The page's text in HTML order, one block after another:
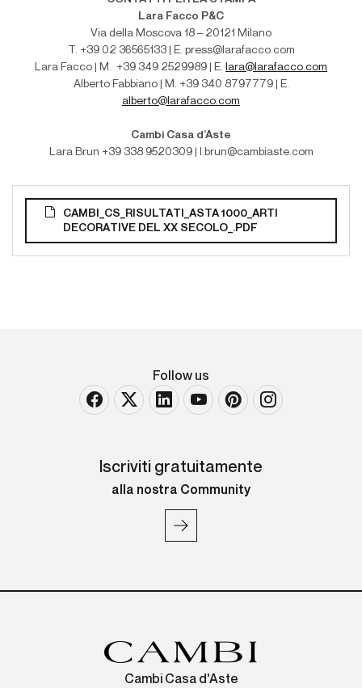
CAMBI_CS_RISULTATI_ASTA 1000_ARTI
DECORATIVE DEL XX SECOLO_.PDF
Lara Facco P&C
Via della Moscova 18 – 20121 Milano
T. +39 02 36565133 | E. press@larafacco.com
Lara Facco | M. +39 349 2529989 | E. lara@larafacco.com
Alberto Fabbiano | M. +39 340 8797779 | E.
alberto@larafacco.com
Cambi Casa d’Aste
Lara Brun +39 338 9520309 | l.brun@cambiaste.com
Follow us
Iscriviti gratuitamente
alla nostra Community
Cambi Casa d'Aste